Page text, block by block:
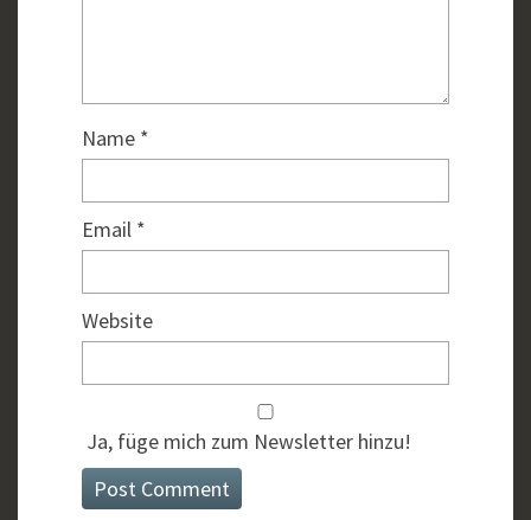
Name *
Email *
Website
Ja, füge mich zum Newsletter hinzu!